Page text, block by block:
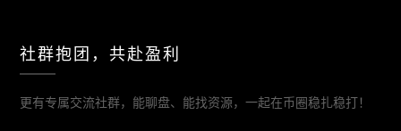
社群抱团，共赴盈利
更有专属交流社群，能聊盘、能找资源，一起在币圈稳扎稳打！